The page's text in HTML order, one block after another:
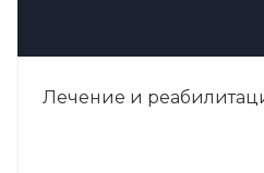
Лечение и